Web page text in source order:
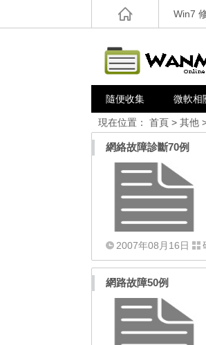
Win7
隨便收集 微軟相
現在位置： 首頁 > 其他
網絡故障診斷70例
2007年08月16日
網路故障50例